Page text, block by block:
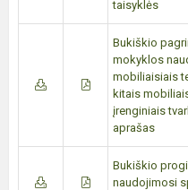
taisyklės
Bukiškio
mokyklos
mobiliaisiais
kitais
įrenginiais
aprašas
Bukiškio
naudojimosi